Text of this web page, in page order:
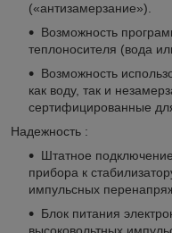
(«антизамерзание»).
Возможность
теплоносителя (вода
Возможность
как воду, так и
сертифицированные
Надежность :
Штатное
прибора к
импульсных
Блок питания